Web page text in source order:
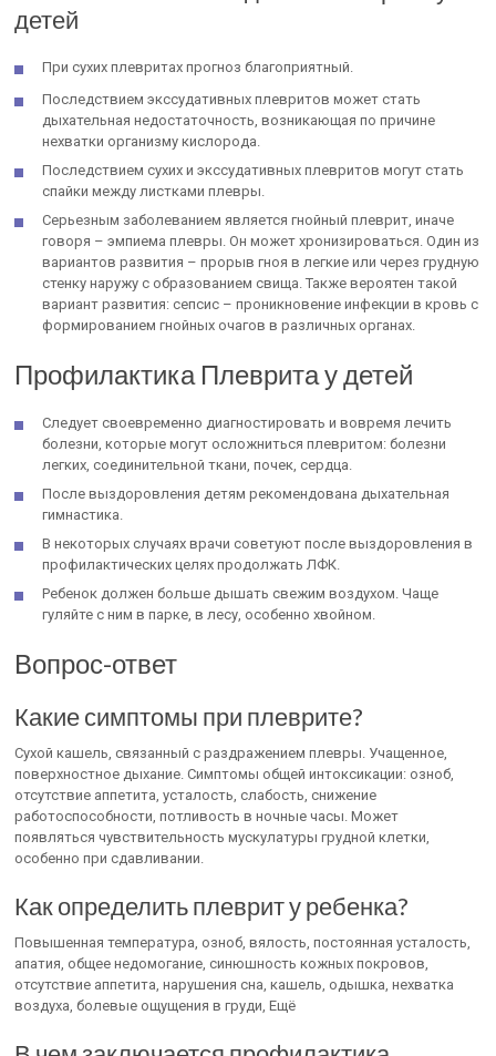
детей
При сухих плевритах прогноз благоприятный.
Последствием экссудативных плевритов может стать
дыхательная недостаточность, возникающая по причине
нехватки организму кислорода.
Последствием сухих и экссудативных плевритов могут стать
спайки между листками плевры.
Серьезным заболеванием является гнойный плеврит, иначе
говоря – эмпиема плевры. Он может хронизироваться. Один из
вариантов развития – прорыв гноя в легкие или через грудную
стенку наружу с образованием свища. Также вероятен такой
вариант развития: сепсис – проникновение инфекции в кровь с
формированием гнойных очагов в различных органах.
Профилактика Плеврита у детей
Следует своевременно диагностировать и вовремя лечить
болезни, которые могут осложниться плевритом: болезни
легких, соединительной ткани, почек, сердца.
После выздоровления детям рекомендована дыхательная
гимнастика.
В некоторых случаях врачи советуют после выздоровления в
профилактических целях продолжать ЛФК.
Ребенок должен больше дышать свежим воздухом. Чаще
гуляйте с ним в парке, в лесу, особенно хвойном.
Вопрос-ответ
Какие симптомы при плеврите?
Сухой кашель, связанный с раздражением плевры. Учащенное,
поверхностное дыхание. Симптомы общей интоксикации: озноб,
отсутствие аппетита, усталость, слабость, снижение
работоспособности, потливость в ночные часы. Может
появляться чувствительность мускулатуры грудной клетки,
особенно при сдавливании.
Как определить плеврит у ребенка?
Повышенная температура, озноб, вялость, постоянная усталость,
апатия, общее недомогание, синюшность кожных покровов,
отсутствие аппетита, нарушения сна, кашель, одышка, нехватка
воздуха, болевые ощущения в груди, Ещё